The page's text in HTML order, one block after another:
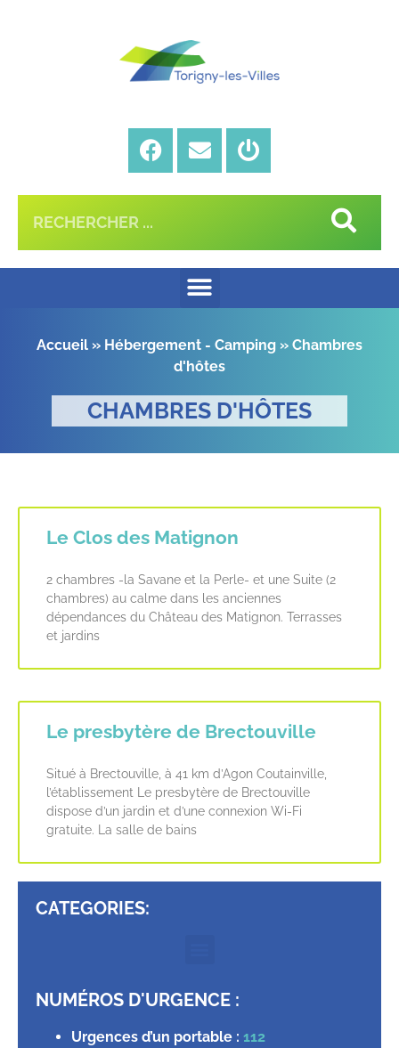
Accueil » Hébergement - Camping » Chambres
d'hôtes
CHAMBRES D'HÔTES
Le Clos des Matignon
2 chambres -la Savane et la Perle- et une Suite (2
chambres) au calme dans les anciennes
dépendances du Château des Matignon. Terrasses
et jardins
Le presbytère de Brectouville
Situé à Brectouville, à 41 km d’Agon Coutainville,
l’établissement Le presbytère de Brectouville
dispose d’un jardin et d’une connexion Wi-Fi
gratuite. La salle de bains
CATEGORIES:
NUMÉROS D'URGENCE :
Urgences d’un portable : 112